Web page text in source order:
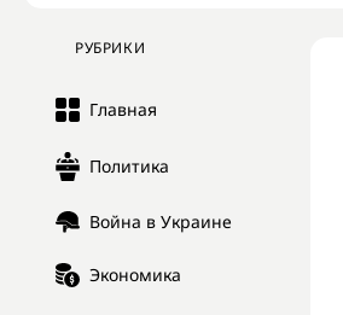
РУБРИКИ
Главная
Политика
Война в Украине
Экономика